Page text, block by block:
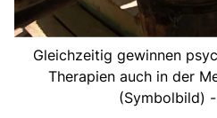
Gleichzeitig gewinnen
Therapien auch in der
(Symbolbild)